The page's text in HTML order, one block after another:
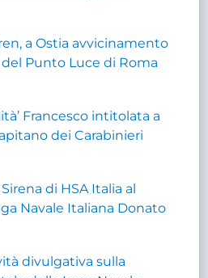
a Ostia avvicinamento
Punto Luce di Roma
Francesco intitolata a
dei Carabinieri
di HSA Italia al
Navale Italiana Donato
divulgativa sulla